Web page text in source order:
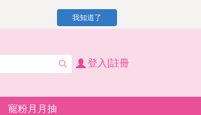
我知道了
登入|註冊
寵粉月月抽